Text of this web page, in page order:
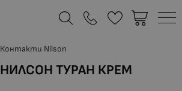
Контакти Nilson
ТУРАН КРЕМ